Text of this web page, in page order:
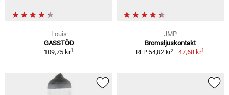
Louis
GASSTÖD
109,75 kr1
JMP
Bromsljuskontakt
RFP 54,82 kr2 47,68 kr1